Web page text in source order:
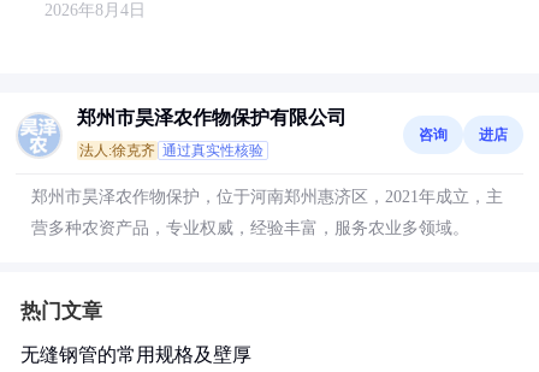
2026年8月4日
郑州市昊泽农作物保护有限公司
法人:徐克齐 通过真实性核验
咨询 进店
郑州市昊泽农作物保护，位于河南郑州惠济区，2021年成立，主
营多种农资产品，专业权威，经验丰富，服务农业多领域。
热门文章
无缝钢管的常用规格及壁厚